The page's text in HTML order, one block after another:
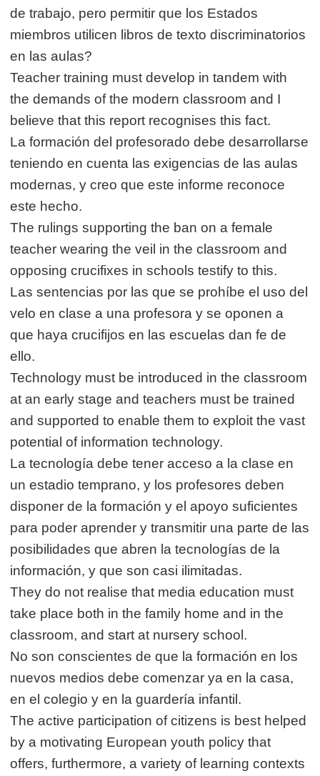
de trabajo, pero permitir que los Estados
miembros utilicen libros de texto discriminatorios
en las aulas?
Teacher training must develop in tandem with
the demands of the modern classroom and I
believe that this report recognises this fact.
La formación del profesorado debe desarrollarse
teniendo en cuenta las exigencias de las aulas
modernas, y creo que este informe reconoce
este hecho.
The rulings supporting the ban on a female
teacher wearing the veil in the classroom and
opposing crucifixes in schools testify to this.
Las sentencias por las que se prohíbe el uso del
velo en clase a una profesora y se oponen a
que haya crucifijos en las escuelas dan fe de
ello.
Technology must be introduced in the classroom
at an early stage and teachers must be trained
and supported to enable them to exploit the vast
potential of information technology.
La tecnología debe tener acceso a la clase en
un estadio temprano, y los profesores deben
disponer de la formación y el apoyo suficientes
para poder aprender y transmitir una parte de las
posibilidades que abren la tecnologías de la
información, y que son casi ilimitadas.
They do not realise that media education must
take place both in the family home and in the
classroom, and start at nursery school.
No son conscientes de que la formación en los
nuevos medios debe comenzar ya en la casa,
en el colegio y en la guardería infantil.
The active participation of citizens is best helped
by a motivating European youth policy that
offers, furthermore, a variety of learning contexts